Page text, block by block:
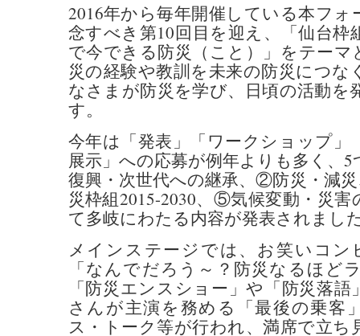
2016年から毎年開催している本フォ
念すべき第10回目を迎え、「仙台
で今できる防災（こと）」をテーマ
災の経験や教訓を未来の防災につな
なさまが防災を学び、日頃の活動を
す。
今年は「発表」「ワークショップ」
展示」への応募が例年よりも多く、
復興・次世代への継承、②防災・減
災枠組2015-2030、⑤気候変動・災
て多岐にわたる内容が発表されまし
メインステージでは、お笑いコン
「なんでだろう～？防災なるほど
「防災エンスショー」や「防災落
さんが主演を務める「最後の乗客
ス・トーク等が行われ、満席で立ち